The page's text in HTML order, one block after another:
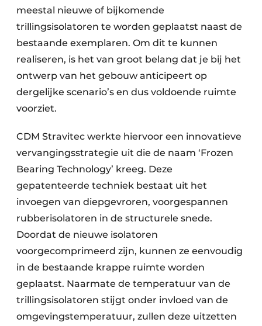
meestal nieuwe of bijkomende
trillingsisolatoren te worden geplaatst naast de
bestaande exemplaren. Om dit te kunnen
realiseren, is het van groot belang dat je bij het
ontwerp van het gebouw anticipeert op
dergelijke scenario’s en dus voldoende ruimte
voorziet.
CDM Stravitec werkte hiervoor een innovatieve
vervangingsstrategie uit die de naam ‘Frozen
Bearing Technology’ kreeg. Deze
gepatenteerde techniek bestaat uit het
invoegen van diepgevroren, voorgespannen
rubberisolatoren in de structurele snede.
Doordat de nieuwe isolatoren
voorgecomprimeerd zijn, kunnen ze eenvoudig
in de bestaande krappe ruimte worden
geplaatst. Naarmate de temperatuur van de
trillingsisolatoren stijgt onder invloed van de
omgevingstemperatuur, zullen deze uitzetten